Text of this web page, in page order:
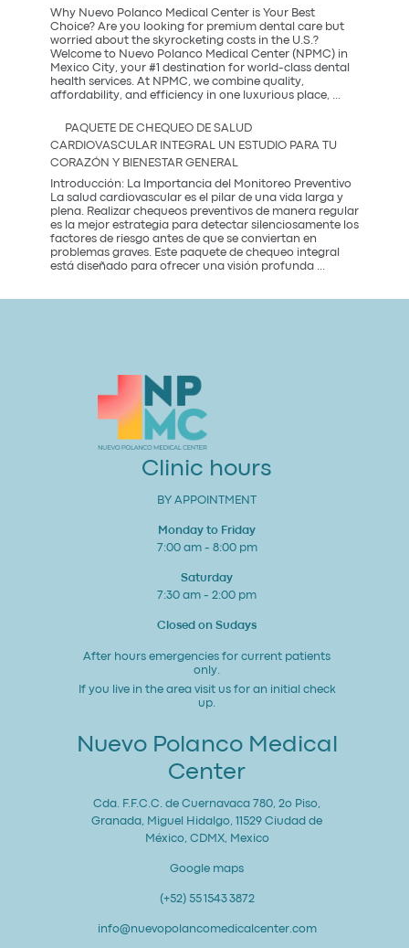
Party?
Descubre
la
tendencia
más
saludable
del
Why Nuevo Polanco Medical Center is Your Best
Choice? Are you looking for premium dental care but
worried about the skyrocketing costs in the U.S.?
Welcome to Nuevo Polanco Medical Center (NPMC) in
Mexico City, your #1 destination for world-class dental
health services. At NPMC, we combine quality,
affordability, and efficiency in one luxurious place,
PAQUETE DE CHEQUEO DE SALUD
CARDIOVASCULAR INTEGRAL UN ESTUDIO PARA TU
CORAZÓN Y BIENESTAR GENERAL
Introducción: La Importancia del Monitoreo Preventivo
La salud cardiovascular es el pilar de una vida larga y
plena. Realizar chequeos preventivos de manera regular
es la mejor estrategia para detectar silenciosamente los
factores de riesgo antes de que se conviertan en
problemas graves. Este paquete de chequeo integral
está diseñado para ofrecer una visión profunda ...
Clinic hours
BY APPOINTMENT
Monday to Friday
7:00 am - 8:00 pm
Saturday
7:30 am - 2:00 pm
Closed on Sudays
After hours emergencies for current patients
only.
If you live in the area visit us for an initial check
up.
Nuevo Polanco Medical
Center
Cda. F.F.C.C. de Cuernavaca 780, 2o Piso,
Granada, Miguel Hidalgo, 11529 Ciudad de
México, CDMX, Mexico
Google maps
(+52) 55 1543 3872
info@nuevopolancomedicalcenter.com